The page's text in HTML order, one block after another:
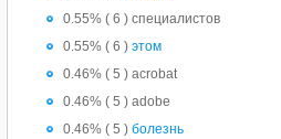
0.55% ( 6 ) специалистов
0.55% ( 6 ) этом
0.46% ( 5 ) acrobat
0.46% ( 5 ) adobe
0.46% ( 5 ) болезнь